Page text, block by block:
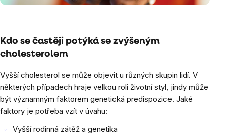
Kdo se častěji potýká se zvýšeným
cholesterolem
Vyšší cholesterol se může objevit u různých skupin lidí. V
některých případech hraje velkou roli životní styl, jindy může
být významným faktorem genetická predispozice. Jaké
faktory je potřeba vzít v úvahu:
Vyšší rodinná zátěž a genetika